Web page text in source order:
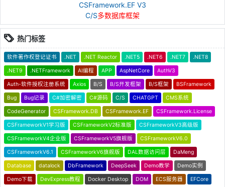
CSFramework.EF V3
C/S多数据库框架
热门标签
软件著作权登记证书 .NET .NET Reactor .NET5 .NET6 .NET7 .NET8
.NET9 .NETFramework AI编程 APP AspNetCore AuthV3
Auth-软件授权注册系统 Axios B/S B/S开发框架 B/S框架 BSFramework
Bug Bug记录 C#加密解密 C#源码 C/S CHATGPT CMS系统
CodeGenerator CSFramework.DB CSFramework.EF CSFramework.License
CSFrameworkV1学习版 CSFrameworkV2标准版 CSFrameworkV3高级版
CSFrameworkV4企业版 CSFrameworkV5旗舰版 CSFrameworkV6.0
CSFrameworkV6.1 CSFrameworkV6旗舰版 DAL数据访问层 DaMeng
Database datalock DbFramework DeepSeek Demo教学 Demo实例
Demo下载 DevExpress教程 Docker Desktop DOM ECS服务器 EFCore